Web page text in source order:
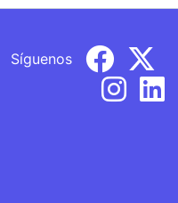
Síguenos